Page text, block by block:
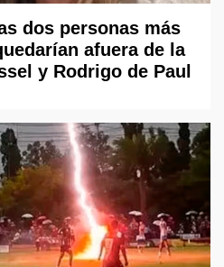
dos personas más
afuera de la
y Rodrigo de Paul